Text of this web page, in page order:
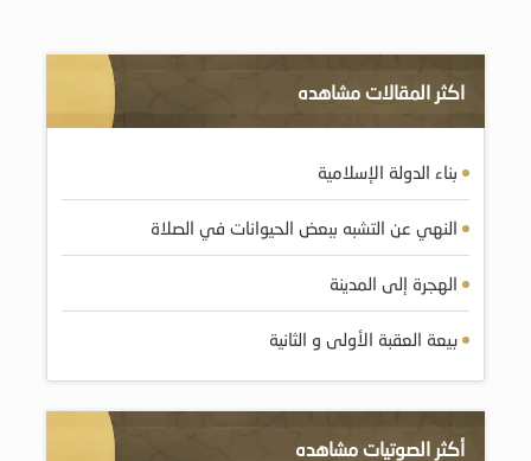
اكثر المقالات مشاهده
بناء الدولة الإسلامية
النهي عن التشبه ببعض الحيوانات في الصلاة
الهجرة إلى المدينة
بيعة العقبة الأولى و الثانية
أكثر الصوتيات مشاهده